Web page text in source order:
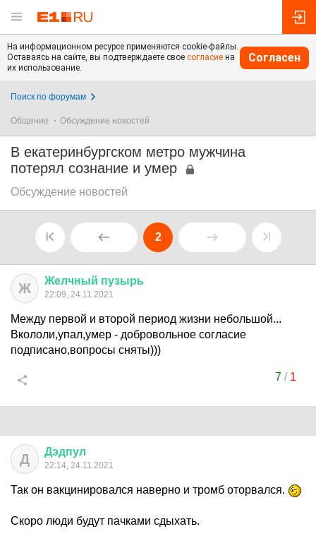
На информационном ресурсе применяются cookie-файлы.
Оставаясь на сайте, вы подтверждаете свое согласие на
их использование.
Согласен
Поиск по форумам
Общение Обсуждение новостей
В екатеринбургском метро мужчина
потерял сознание и умер
Обсуждение новостей
2
Ж Желчный пузырь
22:09, 24.11.2021
Между первой и второй период жизни небольшой...
Вкололи,упал,умер - добровольное согласие
подписано,вопросы сняты)))
7/ 1
Д Дэдпул
22:14, 24.11.2021
Так он вакцинировался наверно и тромб оторвался.
Скоро люди будут пачками сдыхать.